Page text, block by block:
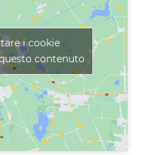
i cookie
contenuto